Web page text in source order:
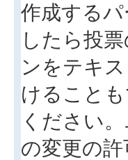
作成する
したら投
ンをテキ
けること
ください
の変更の